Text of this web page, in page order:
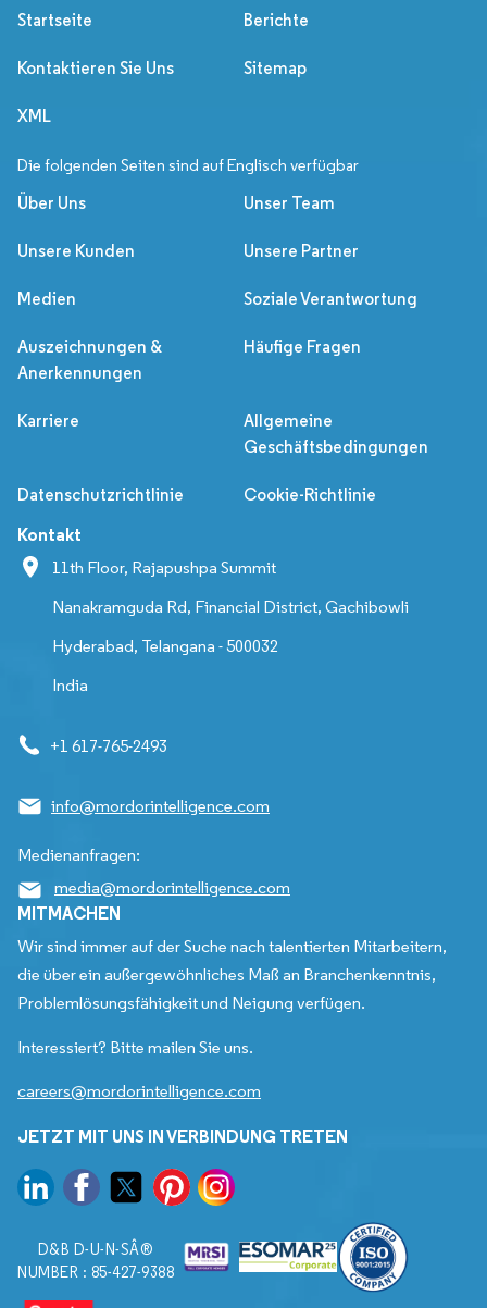
Startseite Berichte
Kontaktieren Sie Uns Sitemap
XML
Die folgenden Seiten sind auf Englisch verfügbar
Über Uns Unser Team
Unsere Kunden Unsere Partner
Medien Soziale Verantwortung
Auszeichnungen &
Anerkennungen
Häufige Fragen
Karriere
Allgemeine
Geschäftsbedingungen
Datenschutzrichtlinie Cookie-Richtlinie
Kontakt
11th Floor, Rajapushpa Summit
Nanakramguda Rd, Financial District, Gachibowli
Hyderabad, Telangana - 500032
India
+1 617-765-2493
info@mordorintelligence.com
Medienanfragen:
media@mordorintelligence.com
MITMACHEN
Wir sind immer auf der Suche nach talentierten Mitarbeitern,
die über ein außergewöhnliches Maß an Branchenkenntnis,
Problemlösungsfähigkeit und Neigung verfügen.
Interessiert? Bitte mailen Sie uns.
careers@mordorintelligence.com
JETZT MIT UNS IN VERBINDUNG TRETEN
D&B D-U-N-SÂ®
NUMBER : 85-427-9388